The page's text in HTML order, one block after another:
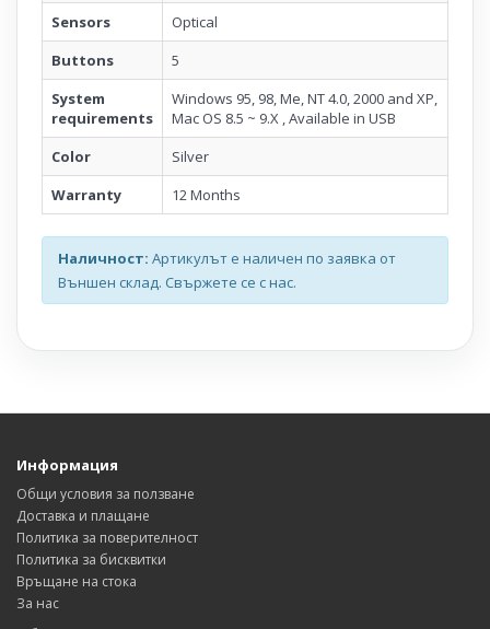
Sensors
Optical
Buttons
5
System
requirements
Windows 95, 98, Me, NT 4.0, 2000 and XP,
Mac OS 8.5 ~ 9.X , Available in USB
Color
Silver
Warranty
12 Months
Наличност: Артикулът е наличен по заявка от
Външен склад. Свържете се с нас.
Информация
Общи условия за ползване
Доставка и плащане
Политика за поверителност
Политика за бисквитки
Връщане на стока
За нас